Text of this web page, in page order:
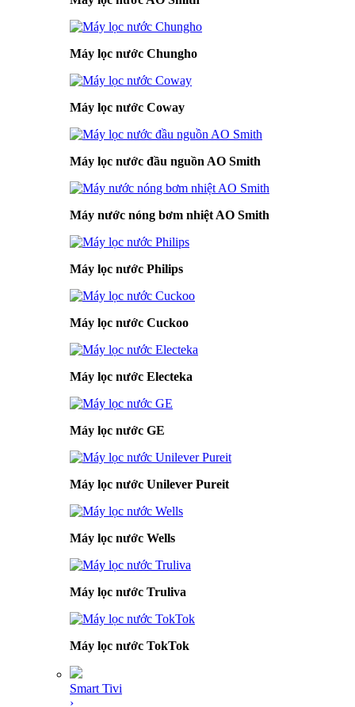
Máy lọc nước Chungho
Máy lọc nước Coway
Máy lọc nước đầu nguồn AO Smith
Máy nước nóng bơm nhiệt AO Smith
Máy lọc nước Philips
Máy lọc nước Cuckoo
Máy lọc nước Electeka
Máy lọc nước GE
Máy lọc nước Unilever Pureit
Máy lọc nước Wells
Máy lọc nước Truliva
Máy lọc nước TokTok
Smart Tivi
›